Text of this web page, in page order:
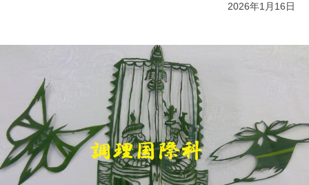
2026年1月16日